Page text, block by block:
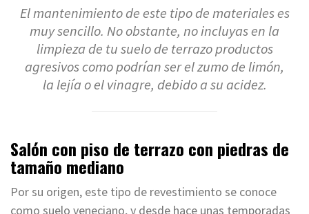
El mantenimiento de este tipo de materiales es
muy sencillo. No obstante, no incluyas en la
limpieza de tu suelo de terrazo productos
agresivos como podrían ser el zumo de limón,
la lejía o el vinagre, debido a su acidez.
Salón con piso de terrazo con piedras de
tamaño mediano
Por su origen, este tipo de revestimiento se conoce
como suelo veneciano, y desde hace unas temporadas